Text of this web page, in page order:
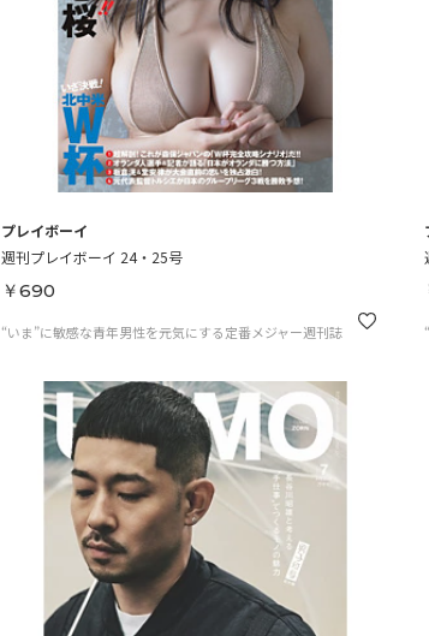
プレイボーイ
週刊プレイボーイ 24・25号
￥690
“いま”に敏感な青年男性を元気にする定番メジャー週刊誌